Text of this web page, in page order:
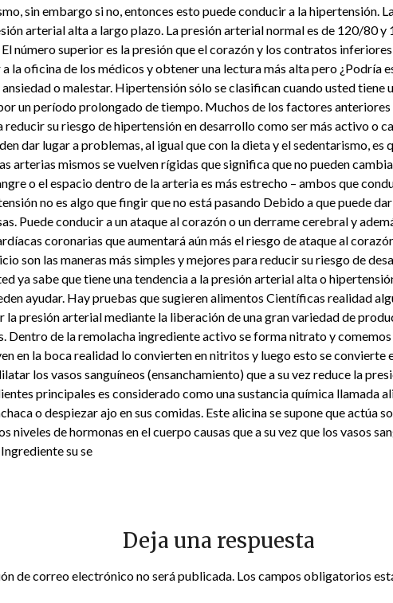
sin embargo si no, entonces esto puede conducir a la hipertensión.
arterial alta a largo plazo. La presión arterial normal es de 120/80
número superior es la presión que el corazón y los contratos
a la oficina de los médicos y obtener una lectura más alta pero ¿Podría
o malestar. Hipertensión sólo se clasifican cuando usted tiene
un período prolongado de tiempo. Muchos de los factores
reducir su riesgo de hipertensión en desarrollo como ser más activo o
dar lugar a problemas, al igual que con la dieta y el sedentarismo, es
arterias mismos se vuelven rígidas que significa que no pueden
o el espacio dentro de la arteria es más estrecho – ambos que
no es algo que fingir que no está pasando Debido a que puede
Puede conducir a un ataque al corazón o un derrame cerebral y
coronarias que aumentará aún más el riesgo de ataque al
son las maneras más simples y mejores para reducir su riesgo de
ya sabe que tiene una tendencia a la presión arterial alta o
ayudar. Hay pruebas que sugieren alimentos Científicas realidad
la presión arterial mediante la liberación de una gran variedad de
Dentro de la remolacha ingrediente activo se forma nitrato y comemos
en la boca realidad lo convierten en nitritos y luego esto se convierte
los vasos sanguíneos (ensanchamiento) que a su vez reduce la
principales es considerado como una sustancia química llamada
o despiezar ajo en sus comidas. Este alicina se supone que actúa
niveles de hormonas en el cuerpo causas que a su vez que los vasos
su se
Deja una respuesta
de correo electrónico no será publicada. Los campos obligatorios